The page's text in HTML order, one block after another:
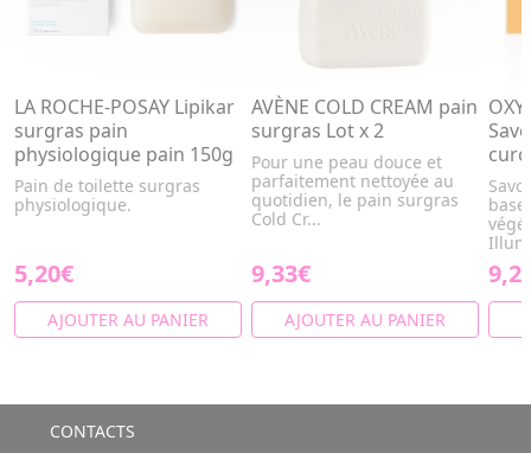
LA ROCHE-POSAY Lipikar
surgras pain
physiologique pain 150g
Pain de toilette surgras
physiologique.
5,20€
AJOUTER AU PANIER
AVÈNE COLD CREAM pain
surgras Lot x 2
Pour une peau douce et
parfaitement nettoyée au
quotidien, le pain surgras
Cold Cr...
9,33€
AJOUTER AU PANIER
CONTACTS